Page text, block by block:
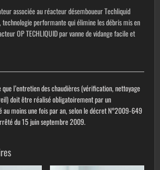
associée au réacteur désemboueur Techliquid
technologie performante qui élimine les débris mis en
OP TECHLIQUID par vanne de vidange facile et
l’entretien des chaudières (vérification, nettoyage
doit êtreréalisé obligatoirement par un
au moins une fois par an, selon le décret N°2009-649
du 15 juin septembre 2009.